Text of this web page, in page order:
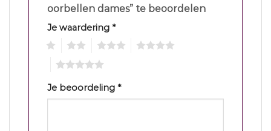
oorbellen dames” te beoordelen
Je waardering *
Je beoordeling *